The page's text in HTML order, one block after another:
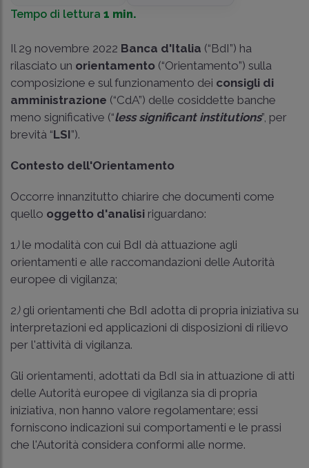
Tempo di lettura 1 min.
Il 29 novembre 2022 Banca d'Italia (“BdI”) ha
rilasciato un orientamento (“Orientamento”) sulla
composizione e sul funzionamento dei consigli di
amministrazione (“CdA”) delle cosiddette banche
meno significative (“less significant institutions”, per
brevità “LSI”).
Contesto dell'Orientamento
Occorre innanzitutto chiarire che documenti come
quello oggetto d'analisi riguardano:
1)le modalità con cui BdI dà attuazione agli
orientamenti e alle raccomandazioni delle Autorità
europee di vigilanza;
2)gli orientamenti che BdI adotta di propria iniziativa su
interpretazioni ed applicazioni di disposizioni di rilievo
per l'attività di vigilanza.
Gli orientamenti, adottati da BdI sia in attuazione di atti
delle Autorità europee di vigilanza sia di propria
iniziativa, non hanno valore regolamentare; essi
forniscono indicazioni sui comportamenti e le prassi
che l'Autorità considera conformi alle norme.